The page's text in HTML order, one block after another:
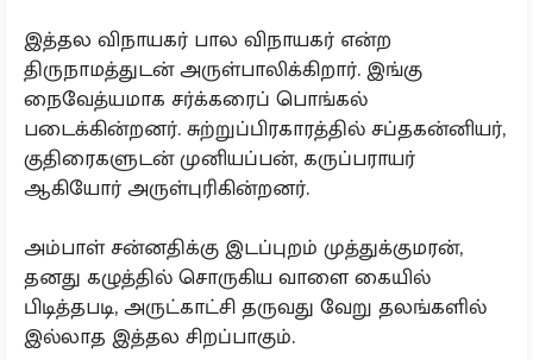
இத்தல விநாயகர் பால விநாயகர் என்ற
திருநாமத்துடன் அருள்பாலிக்கிறார். இங்கு
நைவேத்யமாக சர்க்கரைப் பொங்கல்
படைக்கின்றனர். சுற்றுப்பிரகாரத்தில் சப்தகன்னியர்,
குதிரைகளுடன் முனியப்பன், கருப்பராயர்
ஆகியோர் அருள்புரிகின்றனர்.
அம்பாள் சன்னதிக்கு இடப்புறம் முத்துக்குமரன்,
தனது கழுத்தில் சொருகிய வாளை கையில்
பிடித்தபடி, அருட்காட்சி தருவது வேறு தலங்களில்
இல்லாத இத்தல சிறப்பாகும்.